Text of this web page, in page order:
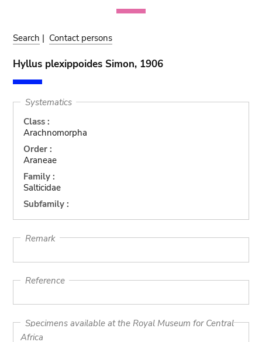
Search | Contact persons
Hyllus plexippoides Simon, 1906
Systematics
Class :
Arachnomorpha
Order :
Araneae
Family :
Salticidae
Subfamily :
Remark
Reference
Specimens available at the Royal Museum for Central
Africa